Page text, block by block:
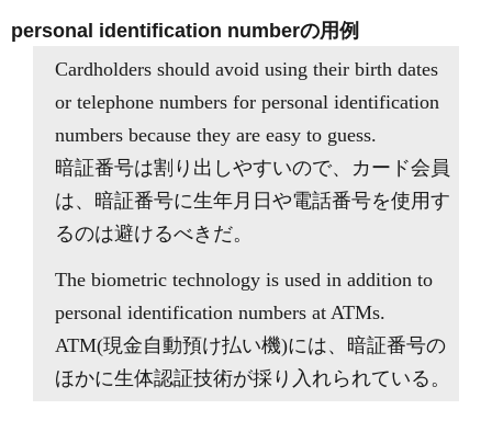
personal identification numberの用例
Cardholders should avoid using their birth dates
or telephone numbers for personal identification
numbers because they are easy to guess.
暗証番号は割り出しやすいので、カード会員
は、暗証番号に生年月日や電話番号を使用す
るのは避けるべきだ。
The biometric technology is used in addition to
personal identification numbers at ATMs.
ATM(現金自動預け払い機)には、暗証番号の
ほかに生体認証技術が採り入れられている。